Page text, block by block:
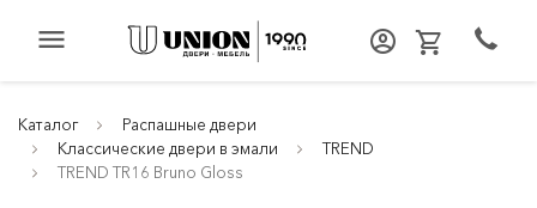
menu
Каталог
Распашные двери
Классические двери в эмали
TREND
TREND TR16 Bruno Gloss